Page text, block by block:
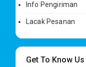
Info Pengiriman
Lacak Pesanan
Get To Know Us